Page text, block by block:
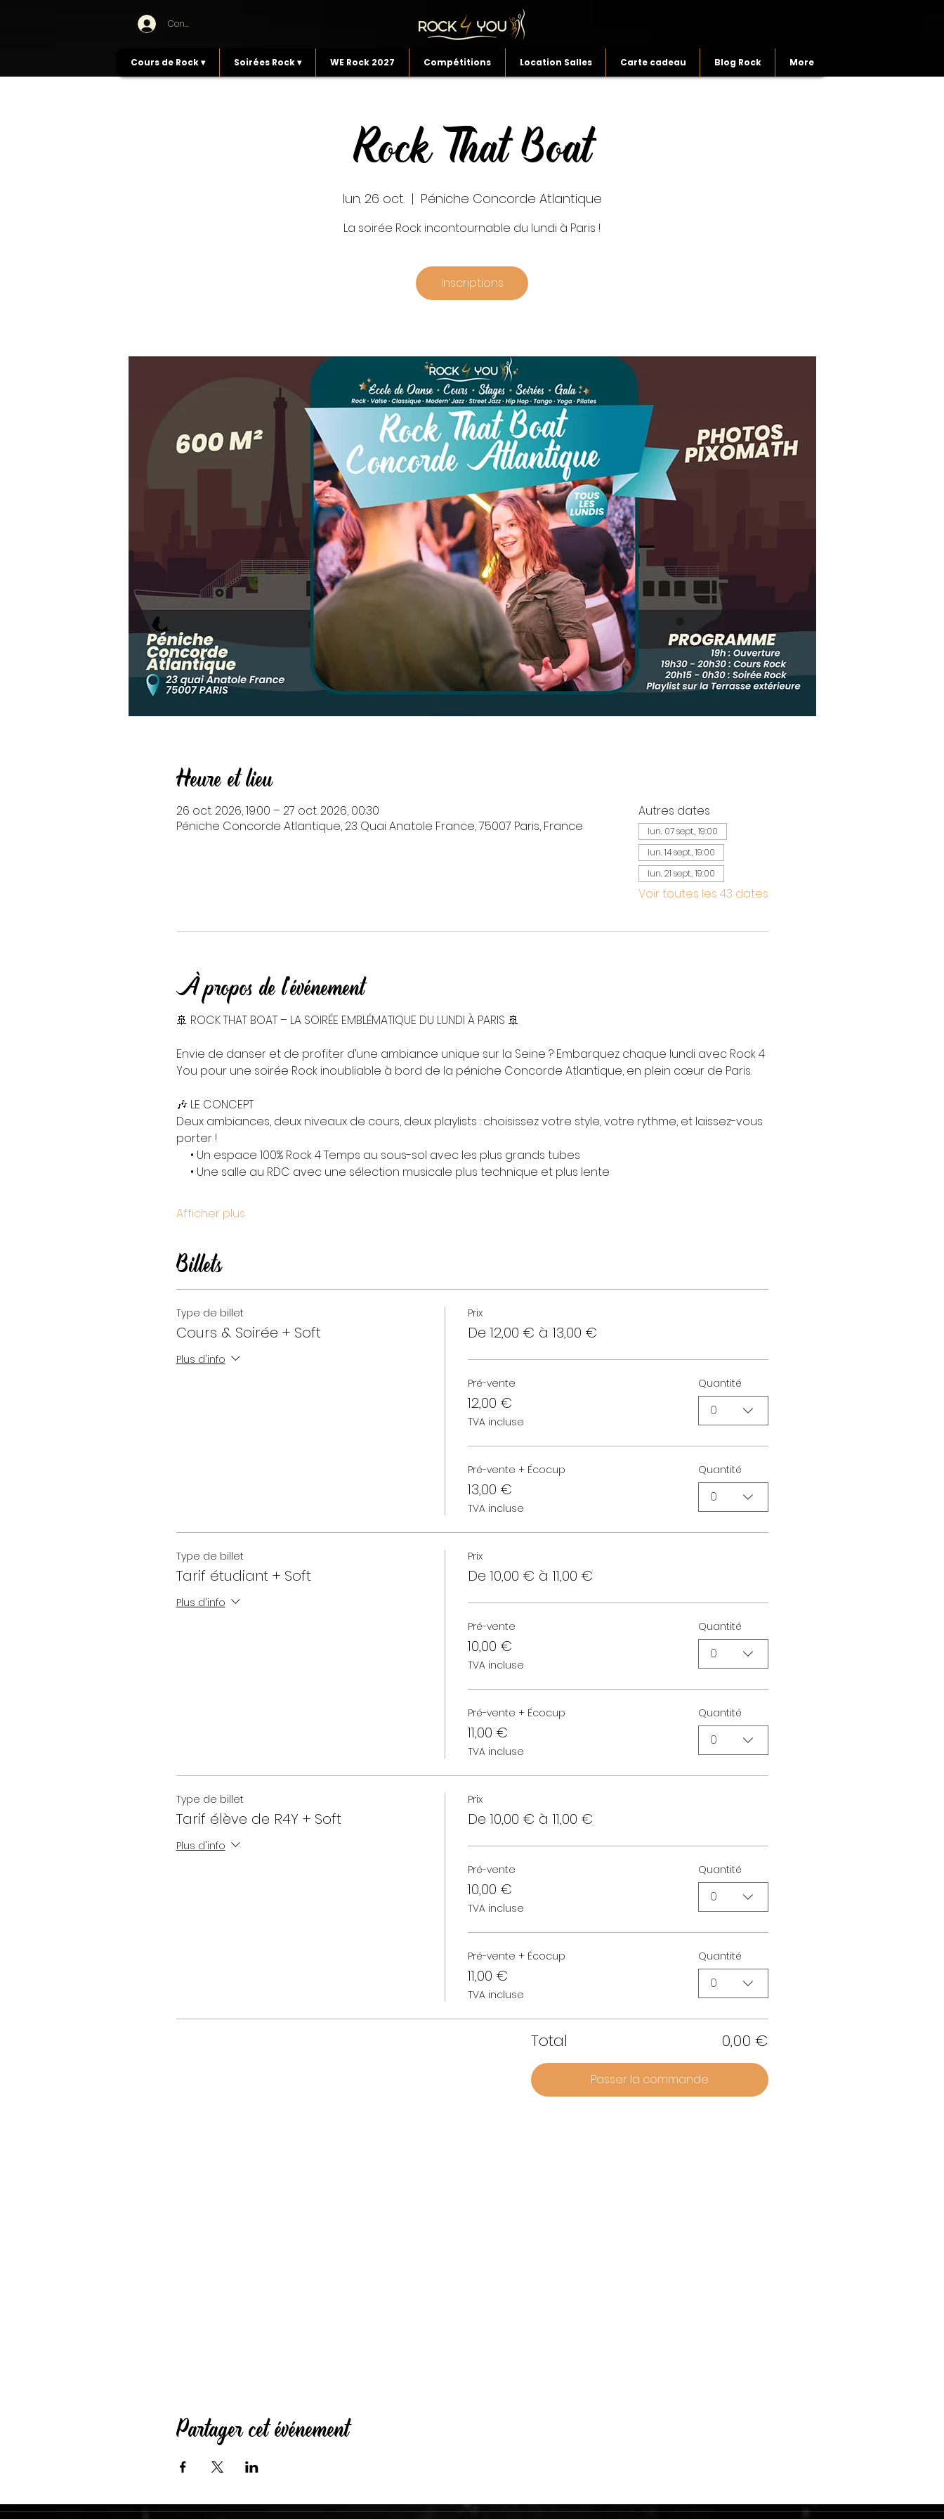
Connexion
Cours de Rock ▾ Soirées Rock ▾ WE Rock 2027 Compétitions Location Salles Carte cadeau Blog Rock More
Rock That Boat
lun. 26 oct.
  |
Péniche Concorde Atlantique
La soirée Rock incontournable du lundi à Paris !
Inscriptions
Heure et lieu
26 oct. 2026, 19:00 – 27 oct. 2026, 00:30
Péniche Concorde Atlantique, 23 Quai Anatole France, 75007 Paris, France
Autres dates
lun. 07 sept., 19:00
lun. 14 sept., 19:00
lun. 21 sept., 19:00
Voir toutes les 43 dates
À propos de l'événement
🚢 ROCK THAT BOAT – LA SOIRÉE EMBLÉMATIQUE DU LUNDI À PARIS 🚢
Envie de danser et de profiter d’une ambiance unique sur la Seine ? Embarquez chaque lundi avec Rock 4
You pour une soirée Rock inoubliable à bord de la péniche Concorde Atlantique, en plein cœur de Paris.
🎶 LE CONCEPT
Deux ambiances, deux niveaux de cours, deux playlists : choisissez votre style, votre rythme, et laissez-vous
porter !
• Un espace 100% Rock 4 Temps au sous-sol avec les plus grands tubes
• Une salle au RDC avec une sélection musicale plus technique et plus lente
Afficher plus
Billets
Type de billet
Cours & Soirée + Soft
Plus d'info
Prix
De 12,00 € à 13,00 €
Pré-vente
12,00 €
TVA incluse
Quantité
0
Pré-vente + Écocup
13,00 €
TVA incluse
Quantité
0
Type de billet
Tarif étudiant + Soft
Plus d'info
Prix
De 10,00 € à 11,00 €
Pré-vente
10,00 €
TVA incluse
Quantité
0
Pré-vente + Écocup
11,00 €
TVA incluse
Quantité
0
Type de billet
Tarif élève de R4Y + Soft
Plus d'info
Prix
De 10,00 € à 11,00 €
Pré-vente
10,00 €
TVA incluse
Quantité
0
Pré-vente + Écocup
11,00 €
TVA incluse
Quantité
0
Total 0,00 €
Passer la commande
Partager cet événement